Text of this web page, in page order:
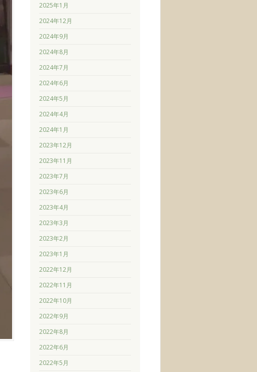
2025年1月
2024年12月
2024年9月
2024年8月
2024年7月
2024年6月
2024年5月
2024年4月
2024年1月
2023年12月
2023年11月
2023年7月
2023年6月
2023年4月
2023年3月
2023年2月
2023年1月
2022年12月
2022年11月
2022年10月
2022年9月
2022年8月
2022年6月
2022年5月